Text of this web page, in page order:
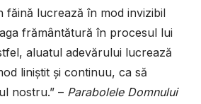
făină lucrează în mod invizibil
frămân­tătură în procesul lui
aluatul adevărului lucrează
liniștit și continuu, ca să
nostru.” – Parabolele Domnului